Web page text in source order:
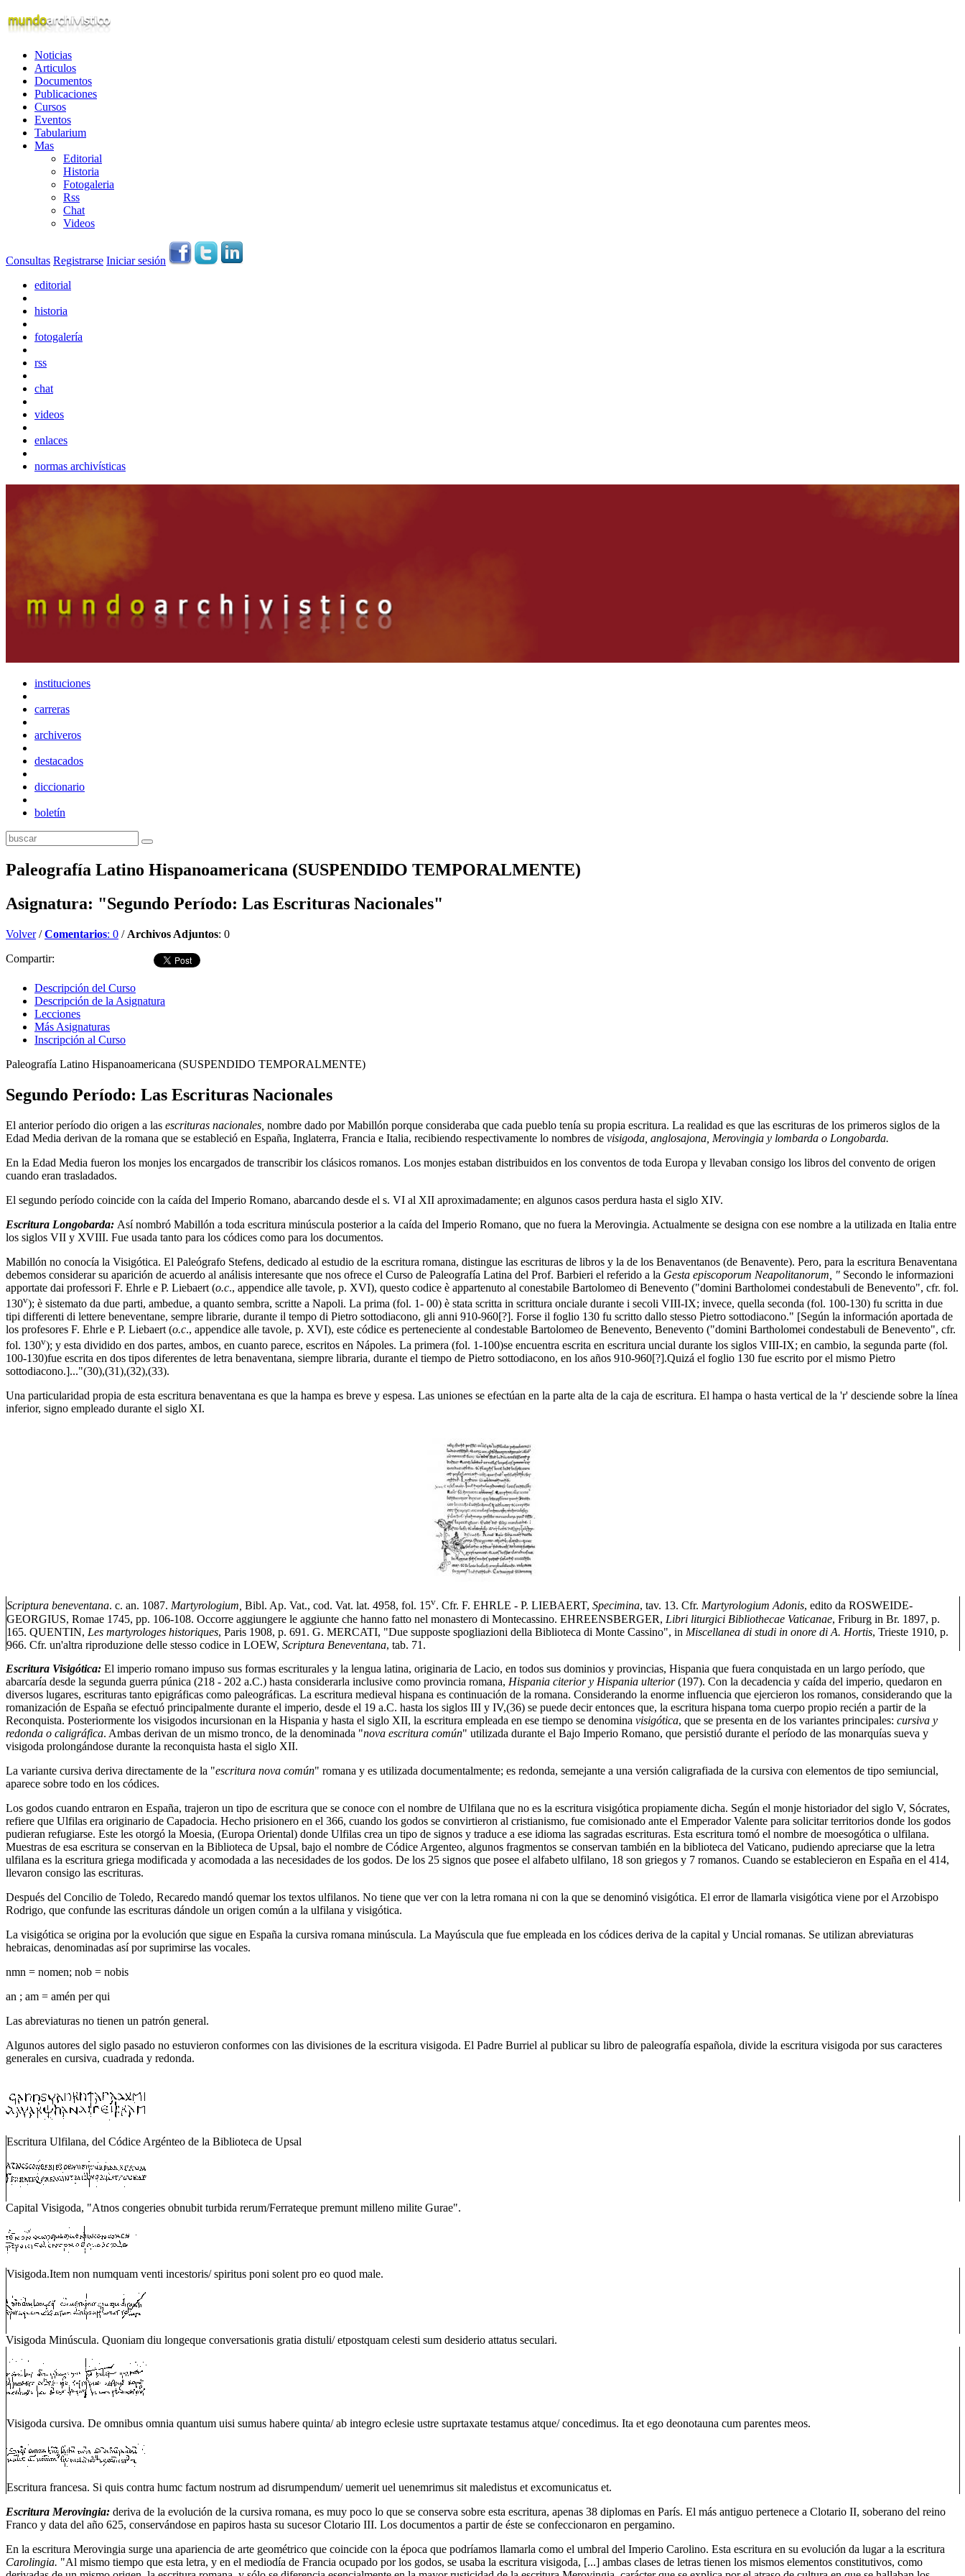
Noticias
Articulos
Documentos
Publicaciones
Cursos
Eventos
Tabularium
Mas
Editorial
Historia
Fotogaleria
Rss
Chat
Videos
Consultas Registrarse Iniciar sesión
editorial
historia
fotogalería
rss
chat
videos
enlaces
normas archivísticas
instituciones
carreras
archiveros
destacados
diccionario
boletín
Paleografía Latino Hispanoamericana (SUSPENDIDO TEMPORALMENTE)
Asignatura: "Segundo Período: Las Escrituras Nacionales"
Volver/Comentarios: 0 / Archivos Adjuntos: 0
Compartir:
Descripción del Curso
Descripción de la Asignatura
Lecciones
Más Asignaturas
Inscripción al Curso
Paleografía Latino Hispanoamericana (SUSPENDIDO TEMPORALMENTE)
Segundo Período: Las Escrituras Nacionales
El anterior período dio origen a las escrituras nacionales, nombre dado por Mabillón porque consideraba que cada pueblo tenía su propia escritura. La realidad es que las escrituras de los primeros siglos de la
Edad Media derivan de la romana que se estableció en España, Inglaterra, Francia e Italia, recibiendo respectivamente lo nombres de visigoda, anglosajona, Merovingia y lombarda o Longobarda.
En la Edad Media fueron los monjes los encargados de transcribir los clásicos romanos. Los monjes estaban distribuidos en los conventos de toda Europa y llevaban consigo los libros del convento de origen
cuando eran trasladados.
El segundo período coincide con la caída del Imperio Romano, abarcando desde el s. VI al XII aproximadamente; en algunos casos perdura hasta el siglo XIV.
Escritura Longobarda: Así nombró Mabillón a toda escritura minúscula posterior a la caída del Imperio Romano, que no fuera la Merovingia. Actualmente se designa con ese nombre a la utilizada en Italia entre
los siglos VII y XVIII. Fue usada tanto para los códices como para los documentos.
Mabillón no conocía la Visigótica. El Paleógrafo Stefens, dedicado al estudio de la escritura romana, distingue las escrituras de libros y la de los Benaventanos (de Benavente). Pero, para la escritura Benaventana
debemos considerar su aparición de acuerdo al análisis interesante que nos ofrece el Curso de Paleografía Latina del Prof. Barbieri el referido a la Gesta episcoporum Neapolitanorum, " Secondo le informazioni
apportate dai professori F. Ehrle e P. Liebaert (o.c., appendice alle tavole, p. XVI), questo codice è appartenuto al conestabile Bartolomeo di Benevento ("domini Bartholomei condestabuli de Benevento", cfr. fol.
130v); è sistemato da due parti, ambedue, a quanto sembra, scritte a Napoli. La prima (fol. 1- 00) è stata scritta in scrittura onciale durante i secoli VIII-IX; invece, quella seconda (fol. 100-130) fu scritta in due
tipi differenti di lettere beneventane, sempre librarie, durante il tempo di Pietro sottodiacono, gli anni 910-960[?]. Forse il foglio 130 fu scritto dallo stesso Pietro sottodiacono." [Según la información aportada de
los profesores F. Ehrle e P. Liebaert (o.c., appendice alle tavole, p. XVI), este códice es perteneciente al condestable Bartolomeo de Benevento, Benevento ("domini Bartholomei condestabuli de Benevento", cfr.
fol. 130v); y esta dividido en dos partes, ambos, en cuanto parece, escritos en Nápoles. La primera (fol. 1-100)se encuentra escrita en escritura uncial durante los siglos VIII-IX; en cambio, la segunda parte (fol.
100-130)fue escrita en dos tipos diferentes de letra benaventana, siempre libraria, durante el tiempo de Pietro sottodiacono, en los años 910-960[?].Quizá el foglio 130 fue escrito por el mismo Pietro
sottodiacono.]..."(30),(31),(32),(33).
Una particularidad propia de esta escritura benaventana es que la hampa es breve y espesa. Las uniones se efectúan en la parte alta de la caja de escritura. El hampa o hasta vertical de la 'r' desciende sobre la línea
inferior, signo empleado durante el siglo XI.
Scriptura beneventana. c. an. 1087. Martyrologium, Bibl. Ap. Vat., cod. Vat. lat. 4958, fol. 15v. Cfr. F. EHRLE - P. LIEBAERT, Specimina, tav. 13. Cfr. Martyrologium Adonis, edito da ROSWEIDE-
GEORGIUS, Romae 1745, pp. 106-108. Occorre aggiungere le aggiunte che hanno fatto nel monastero di Montecassino. EHREENSBERGER, Libri liturgici Bibliothecae Vaticanae, Friburg in Br. 1897, p.
165. QUENTIN, Les martyrologes historiques, Paris 1908, p. 691. G. MERCATI, "Due supposte spogliazioni della Biblioteca di Monte Cassino", in Miscellanea di studi in onore di A. Hortis, Trieste 1910, p.
966. Cfr. un'altra riproduzione delle stesso codice in LOEW, Scriptura Beneventana, tab. 71.
Escritura Visigótica: El imperio romano impuso sus formas escriturales y la lengua latina, originaria de Lacio, en todos sus dominios y provincias, Hispania que fuera conquistada en un largo período, que
abarcaría desde la segunda guerra púnica (218 - 202 a.C.) hasta considerarla inclusive como provincia romana, Hispania citerior y Hispania ulterior(197). Con la decadencia y caída del imperio, quedaron en
diversos lugares, escrituras tanto epigráficas como paleográficas. La escritura medieval hispana es continuación de la romana. Considerando la enorme influencia que ejercieron los romanos, considerando que la
romanización de España se efectuó principalmente durante el imperio, desde el 19 a.C. hasta los siglos III y IV,(36) se puede decir entonces que, la escritura hispana toma cuerpo propio recién a partir de la
Reconquista. Posteriormente los visigodos incursionan en la Hispania y hasta el siglo XII, la escritura empleada en ese tiempo se denomina visigótica, que se presenta en de los variantes principales: cursiva y
redonda o caligráfica. Ambas derivan de un mismo tronco, de la denominada "nova escritura común" utilizada durante el Bajo Imperio Romano, que persistió durante el período de las monarquías sueva y
visigoda prolongándose durante la reconquista hasta el siglo XII.
La variante cursiva deriva directamente de la "escritura nova común" romana y es utilizada documentalmente; es redonda, semejante a una versión caligrafiada de la cursiva con elementos de tipo semiuncial,
aparece sobre todo en los códices.
Los godos cuando entraron en España, trajeron un tipo de escritura que se conoce con el nombre de Ulfilana que no es la escritura visigótica propiamente dicha. Según el monje historiador del siglo V, Sócrates,
refiere que Ulfilas era originario de Capadocia. Hecho prisionero en el 366, cuando los godos se convirtieron al cristianismo, fue comisionado ante el Emperador Valente para solicitar territorios donde los godos
pudieran refugiarse. Este les otorgó la Moesia, (Europa Oriental) donde Ulfilas crea un tipo de signos y traduce a ese idioma las sagradas escrituras. Esta escritura tomó el nombre de moesogótica o ulfilana.
Muestras de esa escritura se conservan en la Biblioteca de Upsal, bajo el nombre de Códice Argenteo, algunos fragmentos se conservan también en la biblioteca del Vaticano, pudiendo apreciarse que la letra
ulfilana es la escritura griega modificada y acomodada a las necesidades de los godos. De los 25 signos que posee el alfabeto ulfilano, 18 son griegos y 7 romanos. Cuando se establecieron en España en el 414,
llevaron consigo las escrituras.
Después del Concilio de Toledo, Recaredo mandó quemar los textos ulfilanos. No tiene que ver con la letra romana ni con la que se denominó visigótica. El error de llamarla visigótica viene por el Arzobispo
Rodrigo, que confunde las escrituras dándole un origen común a la ulfilana y visigótica.
La visigótica se origina por la evolución que sigue en España la cursiva romana minúscula. La Mayúscula que fue empleada en los códices deriva de la capital y Uncial romanas. Se utilizan abreviaturas
hebraicas, denominadas así por suprimirse las vocales.
nmn = nomen; nob = nobis
an ; am = amén per qui
Las abreviaturas no tienen un patrón general.
Algunos autores del siglo pasado no estuvieron conformes con las divisiones de la escritura visigoda. El Padre Burriel al publicar su libro de paleografía española, divide la escritura visigoda por sus caracteres
generales en cursiva, cuadrada y redonda.
Escritura Ulfilana, del Códice Argénteo de la Biblioteca de Upsal
Capital Visigoda, "Atnos congeries obnubit turbida rerum/Ferrateque premunt milleno milite Gurae".
Visigoda.Item non numquam venti incestoris/ spiritus poni solent pro eo quod male.
Visigoda Minúscula. Quoniam diu longeque conversationis gratia distuli/ etpostquam celesti sum desiderio attatus seculari.
Visigoda cursiva. De omnibus omnia quantum uisi sumus habere quinta/ ab integro eclesie ustre suprtaxate testamus atque/ concedimus. Ita et ego deonotauna cum parentes meos.
Escritura francesa. Si quis contra humc factum nostrum ad disrumpendum/ uemerit uel uenemrimus sit maledistus et excomunicatus et.
Escritura Merovingia: deriva de la evolución de la cursiva romana, es muy poco lo que se conserva sobre esta escritura, apenas 38 diplomas en París. El más antiguo pertenece a Clotario II, soberano del reino
Franco y data del año 625, conservándose en papiros hasta su sucesor Clotario III. Los documentos a partir de éste se confeccionaron en pergamino.
En la escritura Merovingia surge una apariencia de arte geométrico que coincide con la época que podríamos llamarla como el umbral del Imperio Carolino. Esta escritura en su evolución da lugar a la escritura
Carolingia. "Al mismo tiempo que esta letra, y en el mediodía de Francia ocupado por los godos, se usaba la escritura visigoda, [...] ambas clases de letras tienen los mismos elementos constitutivos, como